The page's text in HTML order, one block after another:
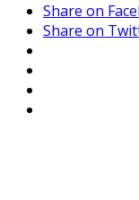
Share on
Share on